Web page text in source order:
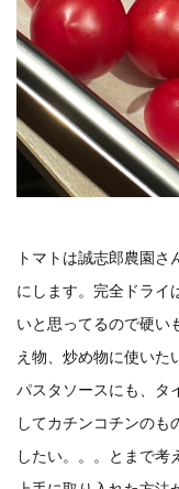
トマトは誠志郎農園
にします。完全ドライ
いと思ってるので硬い
え物、炒め物に使いた
パスタソースにも、タ
してカチンコチンの
したい。。。とまで考